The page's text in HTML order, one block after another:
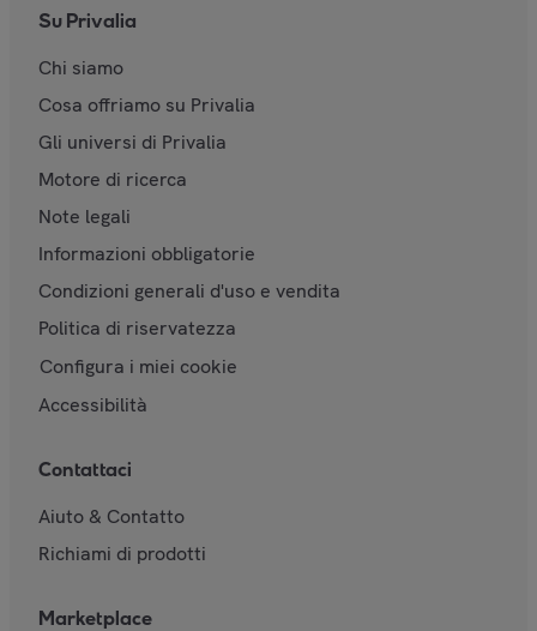
Su Privalia
Chi siamo
Cosa offriamo su Privalia
Gli universi di Privalia
Motore di ricerca
Note legali
Informazioni obbligatorie
Condizioni generali d'uso e vendita
Politica di riservatezza
Configura i miei cookie
Accessibilità
Contattaci
Aiuto & Contatto
Richiami di prodotti
Marketplace